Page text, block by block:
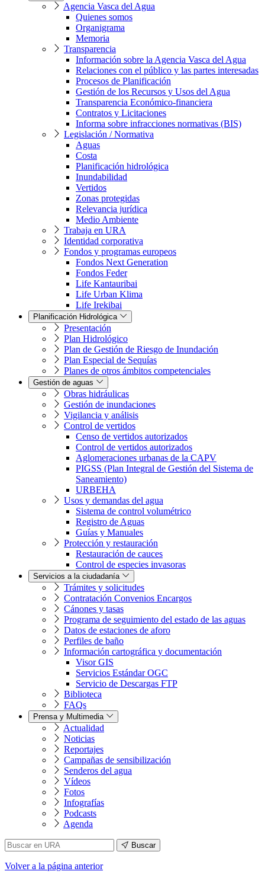
Agencia Vasca del Agua
Quienes somos
Organigrama
Memoria
Transparencia
Información sobre la Agencia Vasca del Agua
Relaciones con el público y las partes interesadas
Procesos de Planificación
Gestión de los Recursos y Usos del Agua
Transparencia Económico-financiera
Contratos y Licitaciones
Informa sobre infracciones normativas (BIS)
Legislación / Normativa
Aguas
Costa
Planificación hidrológica
Inundabilidad
Vertidos
Zonas protegidas
Relevancia jurídica
Medio Ambiente
Trabaja en URA
Identidad corporativa
Fondos y programas europeos
Fondos Next Generation
Fondos Feder
Life Kantauribai
Life Urban Klima
Life Irekibai
Planificación Hidrológica
Presentación
Plan Hidrológico
Plan de Gestión de Riesgo de Inundación
Plan Especial de Sequías
Planes de otros ámbitos competenciales
Gestión de aguas
Obras hidráulicas
Gestión de inundaciones
Vigilancia y análisis
Control de vertidos
Censo de vertidos autorizados
Control de vertidos autorizados
Aglomeraciones urbanas de la CAPV
PIGSS (Plan Integral de Gestión del Sistema de
Saneamiento)
URBEHA
Usos y demandas del agua
Sistema de control volumétrico
Registro de Aguas
Guías y Manuales
Protección y restauración
Restauración de cauces
Control de especies invasoras
Servicios a la ciudadanía
Trámites y solicitudes
Contratación Convenios Encargos
Cánones y tasas
Programa de seguimiento del estado de las aguas
Datos de estaciones de aforo
Perfiles de baño
Información cartográfica y documentación
Visor GIS
Servicios Estándar OGC
Servicio de Descargas FTP
Biblioteca
FAQs
Prensa y Multimedia
Actualidad
Noticias
Reportajes
Campañas de sensibilización
Senderos del agua
Vídeos
Fotos
Infografías
Podcasts
Agenda
Buscar
Volvera la página anterior